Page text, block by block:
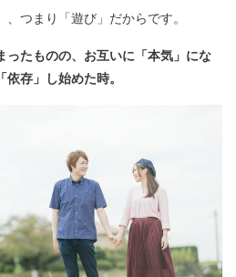
つまり「遊び」だからです。
ったものの、お互いに「本気」にな
存」
し始めた時。